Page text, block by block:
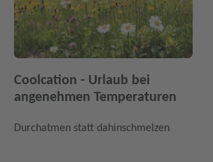
Coolcation - Urlaub bei
angenehmen Temperaturen
Durchatmen statt dahinschmelzen